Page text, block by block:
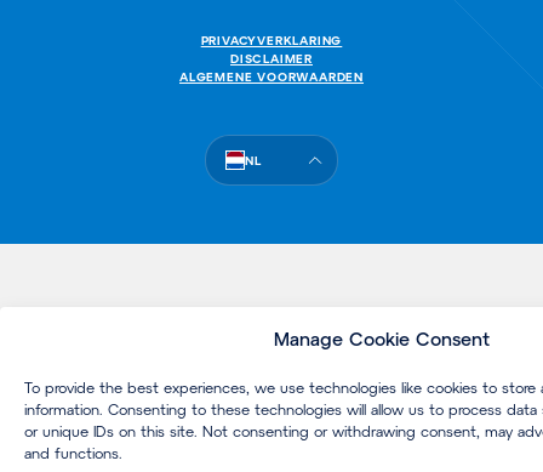
Manage Cookie Consent
To provide the best experiences, we use technologies like cookies to store
information. Consenting to these technologies will allow us to process data
or unique IDs on this site. Not consenting or withdrawing consent, may
and functions.
PRI­VA­CYVERKLARING
DISCLAIMER
ALGEMENE VOORWAARDEN
NL